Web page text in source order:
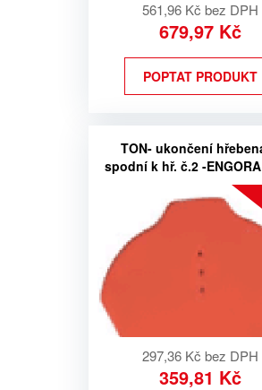
561,96 Kč bez DPH
679,97 Kč
POPTAT PRODUKT
TON- ukončení
spodní k hř. č.2 -
297,36 Kč bez DPH
359,81 Kč